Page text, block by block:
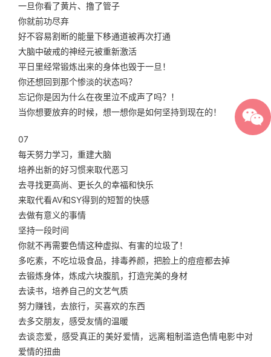
一旦你看了黄片、撸了管子
你就前功尽弃
好不容易割断的能量下移通道被再次打通
大脑中破戒的神经元被重新激活
平日里经常锻炼出来的身体也毁于一旦！
你还想回到那个惨淡的状态吗？
忘记你是因为什么在夜里泣不成声了吗？！
当你想要放弃的时候，想一想你是如何坚持到现在的！
07
每天努力学习，重建大脑
培养出新的好习惯来取代恶习
去寻找更高尚、更长久的幸福和快乐
来取代看AV和SY得到的短暂的快感
去做有意义的事情
坚持一段时间
你就不再需要色情这种虚拟、有害的垃圾了！
多吃素，不吃垃圾食品，排毒养颜，把脸上的痘痘都去掉
去锻炼身体，炼成六块腹肌，打造完美的身材
去读书，培养自己的文艺气质
努力赚钱，去旅行，买喜欢的东西
去多交朋友，感受友情的温暖
去谈恋爱，感受真正的美好爱情，远离粗制滥造色情电影中对
爱情的扭曲